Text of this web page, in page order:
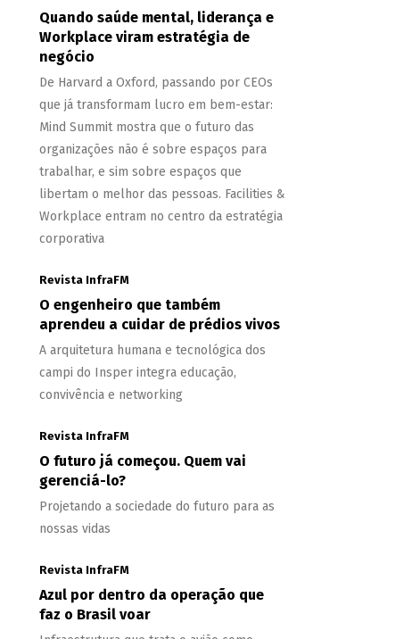
Quando saúde mental, liderança e
Workplace viram estratégia de
negócio
De Harvard a Oxford, passando por CEOs
que já transformam lucro em bem-estar:
Mind Summit mostra que o futuro das
organizações não é sobre espaços para
trabalhar, e sim sobre espaços que
libertam o melhor das pessoas. Facilities &
Workplace entram no centro da estratégia
corporativa
Revista InfraFM
O engenheiro que também
aprendeu a cuidar de prédios vivos
A arquitetura humana e tecnológica dos
campi do Insper integra educação,
convivência e networking
Revista InfraFM
O futuro já começou. Quem vai
gerenciá-lo?
Projetando a sociedade do futuro para as
nossas vidas
Revista InfraFM
Azul por dentro da operação que
faz o Brasil voar